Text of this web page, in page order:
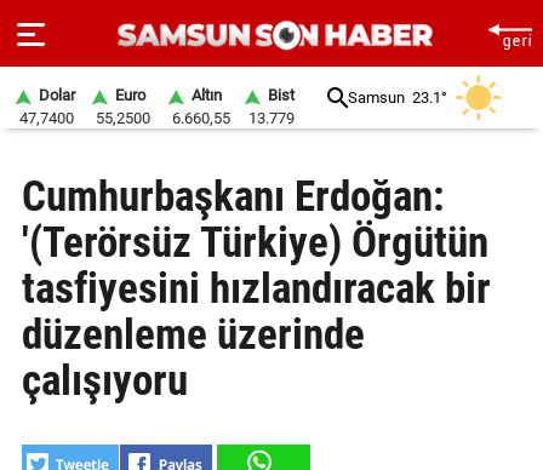
SAYFA
SAMSUN
HABER
SAMSUNSPOR
GÜNDEM
Dolar
47,7400
Euro
55,2500
Altın
6.660,55
Bist
13.779
Samsun 23.1°
Cumhurbaşkanı Erdoğan:
'(Terörsüz Türkiye) Örgütün
tasfiyesini hızlandıracak bir
düzenleme üzerinde
çalışıyoru